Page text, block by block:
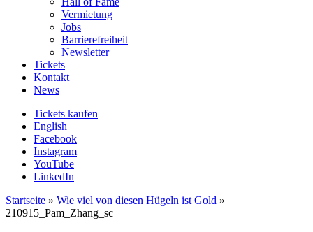
Vermietung
Jobs
Barrierefreiheit
Newsletter
Tickets
Kontakt
News
Tickets kaufen
English
Facebook
Instagram
YouTube
LinkedIn
Startseite » Wie viel von diesen Hügeln ist Gold »
210915_Pam_Zhang_sc